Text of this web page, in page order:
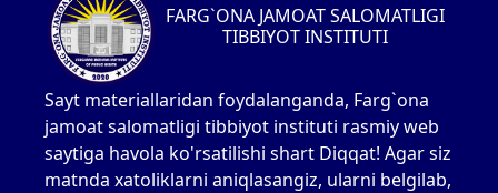
FARG`ONA JAMOAT SALOMATLIGI
TIBBIYOT INSTITUTI
Sayt materiallaridan foydalanganda, Farg`ona
jamoat salomatligi tibbiyot instituti rasmiy web
saytiga havola ko'rsatilishi shart Diqqat! Agar siz
matnda xatoliklarni aniqlasangiz, ularni belgilab,